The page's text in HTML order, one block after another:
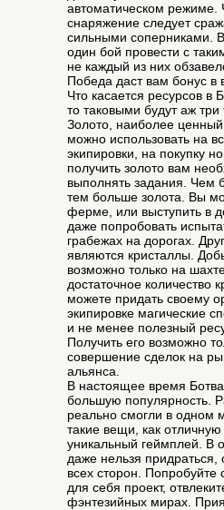
автоматическом режиме.
снаряжение следует
сильными соперниками.
один бой провести с
не каждый из них
Победа даст вам бонус в
Что касается ресурсов в
то таковыми будут аж три
Золото, наиболее
можно использовать на
экипировки, на покупку
получить золото вам
выполнять задания. Чем
тем больше золота. Вы
ферме, или выступить в
даже попробовать
грабежах на дорогах.
являются кристаллы.
возможно только на
достаточное количество
можете придать своему
экипировке магические
и не менее полезный
Получить его возможно
совершение сделок на
альянса.
В настоящее время
большую популярность.
реально смогли в одном
такие вещи, как
уникальный геймплей. В
даже нельзя
всех сторон.
для себя проект,
фэнтезийных мирах.